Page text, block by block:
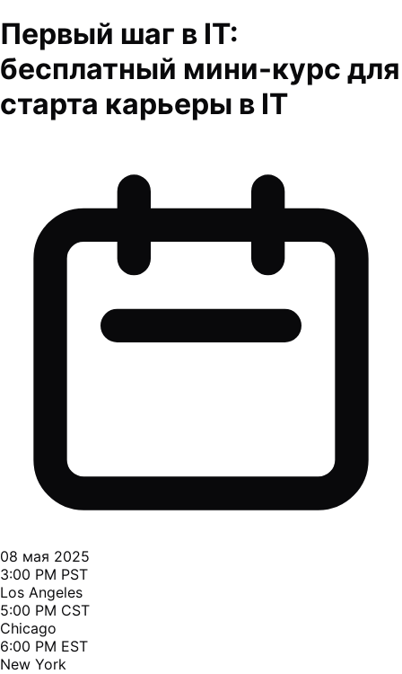
Первый шаг в IT:
бесплатный мини-курс для
старта карьеры в IT
08 мая 2025
3:00 PM PST
Los Angeles
5:00 PM CST
Chicago
6:00 PM EST
New York